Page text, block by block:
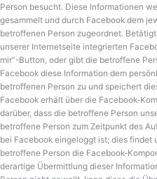
Person besucht. Diese Informationen
gesammelt und durch Facebook dem
betroffenen Person zugeordnet.
unserer Internetseite integrierten
mir“-Button, oder gibt die betroffene
Facebook diese Information dem
betroffenen Person zu und speichert
Facebook erhält über die Facebook-
darüber, dass die betroffene Person
betroffene Person zum Zeitpunkt des
bei Facebook eingeloggt ist; dies findet
betroffene Person die Facebook-
derartige Übermittlung dieser